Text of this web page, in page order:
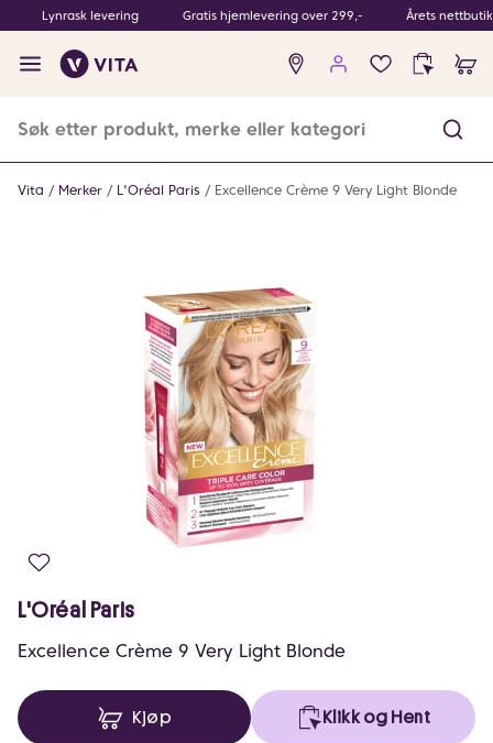
Lynrask levering Gratis hjemlevering over 299,- Årets
Ingen
produkter
Vita Merker L'Oréal Paris Excellence Crème 9 Very Light Blonde
L'Oréal Paris
Excellence Crème 9 Very Light Blonde
Kjøp Klikk og Hent